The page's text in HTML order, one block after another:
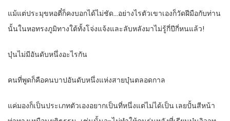
แม้แต่ประมุขหอตี๋ก็คงบอกได้ไม่ชัด…อย่างไรตัวเขาเองก็วัดฝีมือกับท่าน
นั้นในหอทรงภูมิทางใต้ทั้งโจ่งแจ้งและลับหลังมาไม่รู้กี่ปีกี่หนแล้ว!
บุ๋นไม่มีอันดับหนึ่งอะไรกัน
คนที่พูดก็คือคนบาปอันดับหนึ่งแห่งสายบุ๋นตลอดกาล
แค่มองก็เป็นประเภทตัวเองอยากเป็นที่หนึ่งแต่ไม่ได้เป็น เลยปั้นสีหน้า